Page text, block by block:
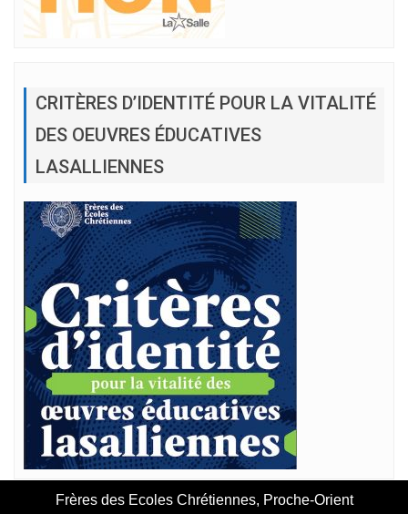
CRITÈRES D’IDENTITÉ POUR LA VITALITÉ
DES OEUVRES ÉDUCATIVES
LASALLIENNES
Frères des Ecoles Chrétiennes, Proche-Orient